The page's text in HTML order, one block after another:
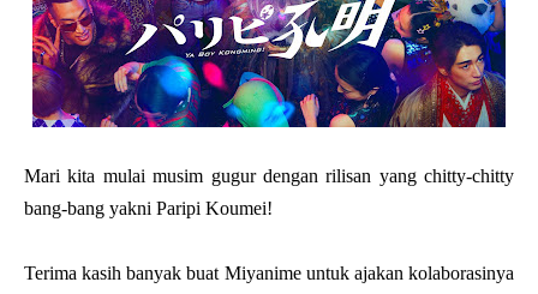
Mari kita mulai musim gugur dengan rilisan yang chitty-chitty
bang-bang yakni Paripi Koumei!
Terima kasih banyak buat Miyanime untuk ajakan kolaborasinya